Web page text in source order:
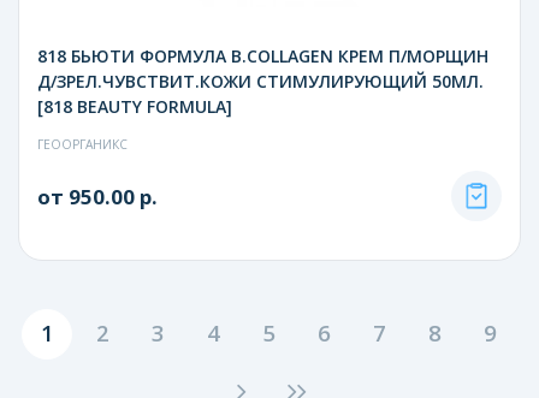
818 БЬЮТИ ФОРМУЛА B.COLLAGEN КРЕМ П/МОРЩИН
Д/ЗРЕЛ.ЧУВСТВИТ.КОЖИ СТИМУЛИРУЮЩИЙ 50МЛ.
[818 BEAUTY FORMULA]
ГЕООРГАНИКС
от 950.00 р.
1 2 3 4 5 6 7 8 9